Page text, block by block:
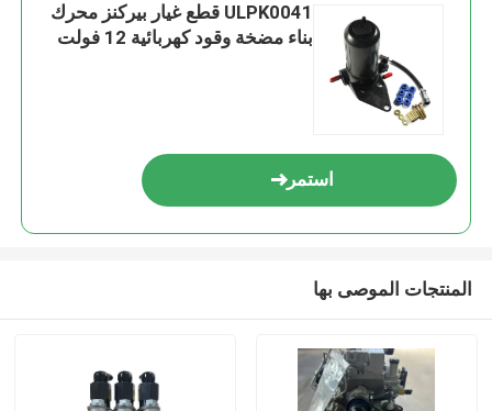
ULPK0041 قطع غيار بيركنز محرك
بناء مضخة وقود كهربائية 12 فولت
استمر
المنتجات الموصى بها